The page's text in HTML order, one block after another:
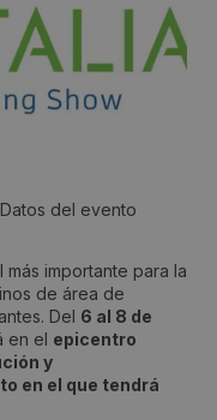
Datos del evento
importante para la
de área de
Del 6 al 8 de
en el epicentro
y
en el que tendrá